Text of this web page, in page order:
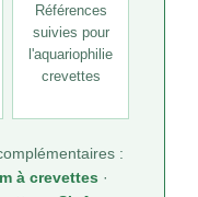
Références
suivies pour
l'aquariophilie
crevettes
:
à crevettes ·